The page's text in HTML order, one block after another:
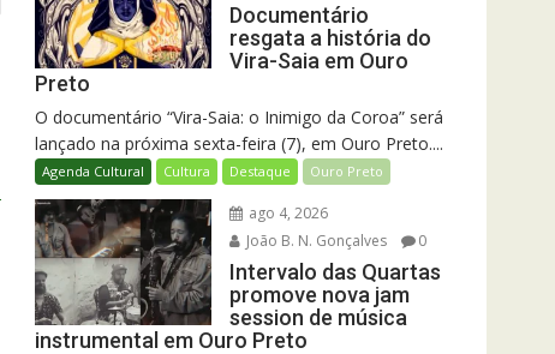
Documentário
resgata a história do
Vira-Saia em Ouro
Preto
O documentário “Vira-Saia: o Inimigo da Coroa” será
lançado na próxima sexta-feira (7), em Ouro Preto....
Agenda Cultural Cultura Destaque Ouro Preto
ago 4, 2026
João B. N. Gonçalves
0
Intervalo das Quartas
promove nova jam
session de música
instrumental em Ouro Preto